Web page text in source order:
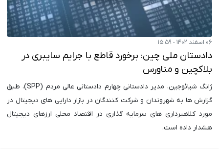
۰۶ اسفند ۱۴۰۲ - ۱۵:۵۹
دادستان ملی چین: برخورد قاطع با جرایم سایبری در
بلاکچین و متاورس
ژانگ شیائوجین، مدیر دادستانی چهارم دادستانی عالی مردم (SPP)، طبق
گزارش ها به شهروندان و شرکت کنندگان در بازار دارایی های دیجیتال در
مورد کلاهبرداری های سرمایه گذاری در اقتصاد محلی ارزهای دیجیتال
هشدار داده است.